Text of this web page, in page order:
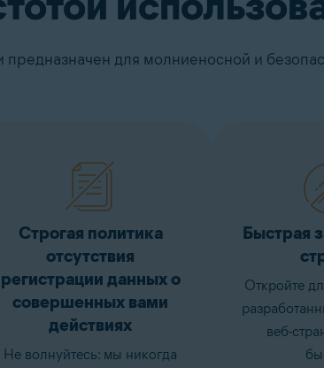
предназначен для молниеносной и
Строгая политика
отсутствия
регистрации данных о
совершенных вами
действиях
Не волнуйтесь: мы никогда
Быстрая
Откройте
веб-